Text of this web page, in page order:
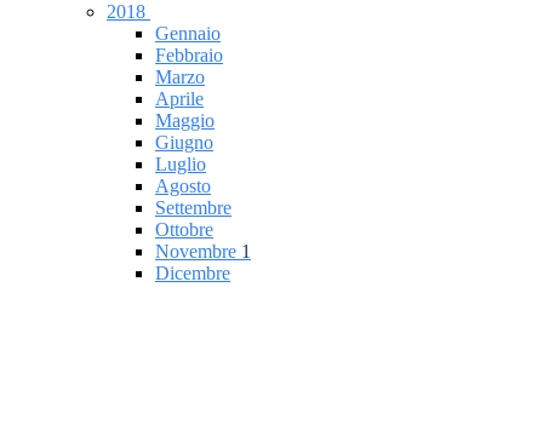
2018
Gennaio
Febbraio
Marzo
Aprile
Maggio
Giugno
Luglio
Agosto
Settembre
Ottobre
Novembre 1
Dicembre